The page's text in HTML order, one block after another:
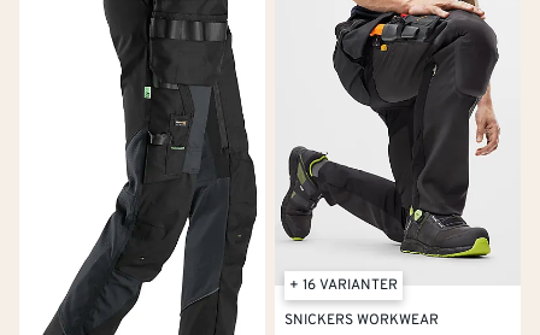
+ 16 VARIANTER
SNICKERS WORKWEAR